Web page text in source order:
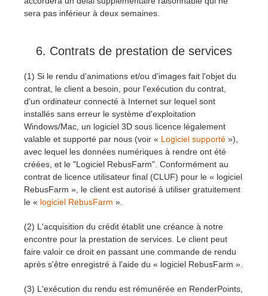
sera pas inférieur à deux semaines.
6. Contrats de prestation de services
(1) Si le rendu d'animations et/ou d'images fait l'objet du
contrat, le client a besoin, pour l'exécution du contrat,
d'un ordinateur connecté à Internet sur lequel sont
installés sans erreur le système d'exploitation
Windows/Mac, un logiciel 3D sous licence légalement
valable et supporté par nous (voir « Logiciel supporté »),
avec lequel les données numériques à rendre ont été
créées, et le "Logiciel RebusFarm". Conformément au
contrat de licence utilisateur final (CLUF) pour le « logiciel
RebusFarm », le client est autorisé à utiliser gratuitement
le « logiciel RebusFarm ».
(2) L'acquisition du crédit établit une créance à notre
encontre pour la prestation de services. Le client peut
faire valoir ce droit en passant une commande de rendu
après s'être enregistré à l'aide du « logiciel RebusFarm ».
(3) L'exécution du rendu est rémunérée en RenderPoints,